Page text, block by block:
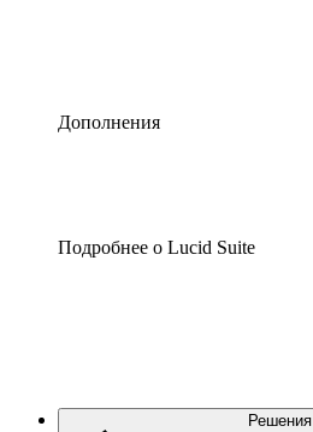
Дополнения
Подробнее о Lucid Suite
Решения